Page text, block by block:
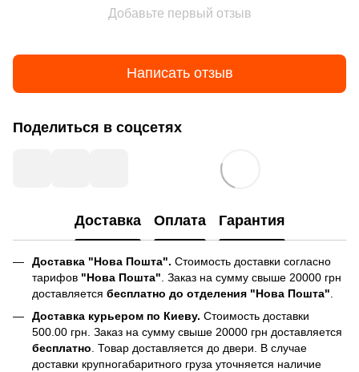
Добавьте первый отзыв
Написать отзыв
Поделиться в соцсетях
Доставка Оплата Гарантия
Доставка "Нова Пошта". Стоимость доставки согласно
тарифов "Нова Пошта" . Заказ на сумму свыше 20000 грн
доставляется бесплатно до отделения "Нова Пошта"
Доставка курьером по Киеву. Стоимость доставки
500.00 грн. Заказ на сумму свыше 20000 грн доставляется
бесплатно. Товар доставляется до двери. В случае
доставки крупногабаритного груза уточняется наличие